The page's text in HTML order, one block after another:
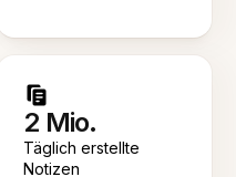
2 Mio.
Täglich erstellte
Notizen